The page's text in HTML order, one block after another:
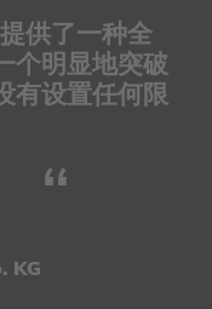
供了一种全
个明显地突破
有设置任何限
KG